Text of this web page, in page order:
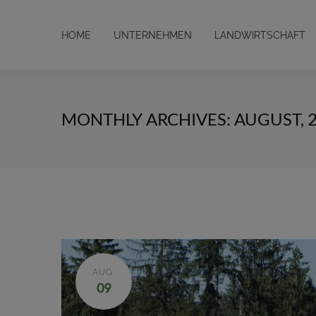
HOME UNTERNEHMEN LANDWIRTSCHAFT
MONTHLY ARCHIVES: AUGUST,
AUG.
09